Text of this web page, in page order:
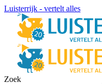
Luisterrijk - vertelt alles
Zoek